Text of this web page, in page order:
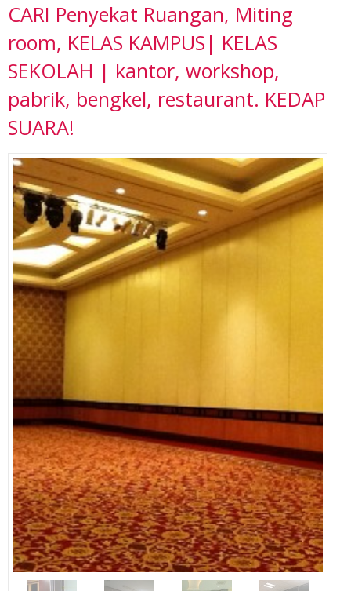
CARI Penyekat Ruangan, Miting
room, KELAS KAMPUS| KELAS
SEKOLAH | kantor, workshop,
pabrik, bengkel, restaurant. KEDAP
SUARA!